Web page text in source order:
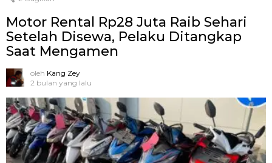
Motor Rental Rp28 Juta Raib Sehari
Setelah Disewa, Pelaku Ditangkap
Saat Mengamen
oleh Kang Zey
2 bulan yang lalu